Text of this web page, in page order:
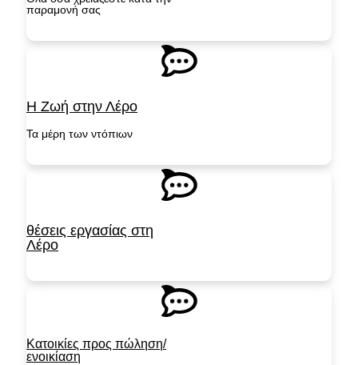
παραμονή σας​
Η Ζωή στην Λέρο
Τα μέρη των ντόπιων
θέσεις εργασίας στη
Λέρο
Κατοικίες προς πώληση/
ενοικίαση